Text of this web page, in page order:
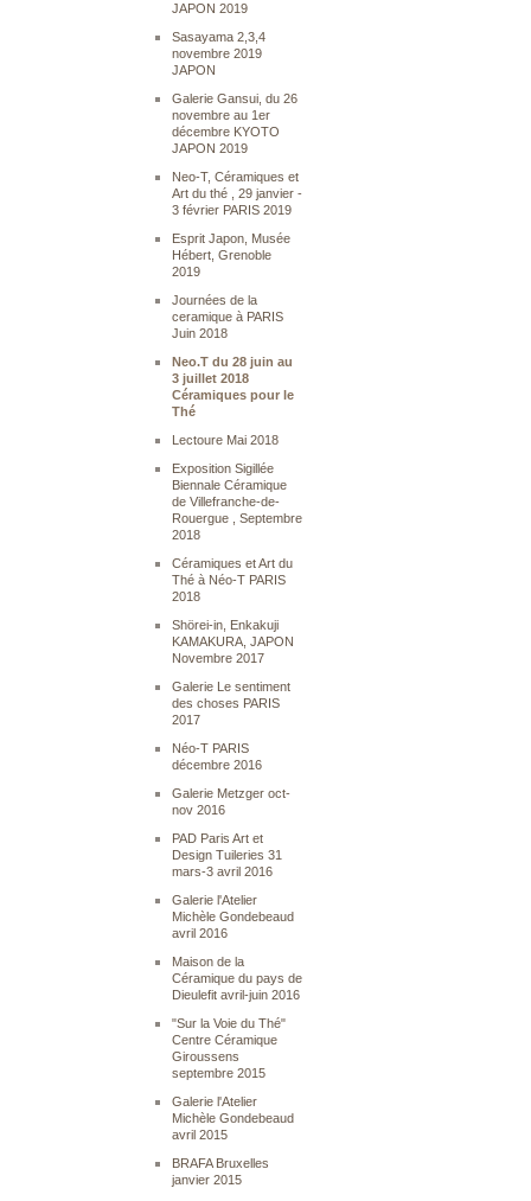
JAPON 2019
Sasayama 2,3,4
novembre 2019
JAPON
Galerie Gansui, du 26
novembre au 1er
décembre KYOTO
JAPON 2019
Neo-T, Céramiques et
Art du thé , 29 janvier -
3 février PARIS 2019
Esprit Japon, Musée
Hébert, Grenoble
2019
Journées de la
ceramique à PARIS
Juin 2018
Neo.T du 28 juin au
3 juillet 2018
Céramiques pour le
Thé
Lectoure Mai 2018
Exposition Sigillée
Biennale Céramique
de Villefranche-de-
Rouergue , Septembre
2018
Céramiques et Art du
Thé à Néo-T PARIS
2018
Shörei-in, Enkakuji
KAMAKURA, JAPON
Novembre 2017
Galerie Le sentiment
des choses PARIS
2017
Néo-T PARIS
décembre 2016
Galerie Metzger oct-
nov 2016
PAD Paris Art et
Design Tuileries 31
mars-3 avril 2016
Galerie l'Atelier
Michèle Gondebeaud
avril 2016
Maison de la
Céramique du pays de
Dieulefit avril-juin 2016
"Sur la Voie du Thé"
Centre Céramique
Giroussens
septembre 2015
Galerie l'Atelier
Michèle Gondebeaud
avril 2015
BRAFA Bruxelles
janvier 2015